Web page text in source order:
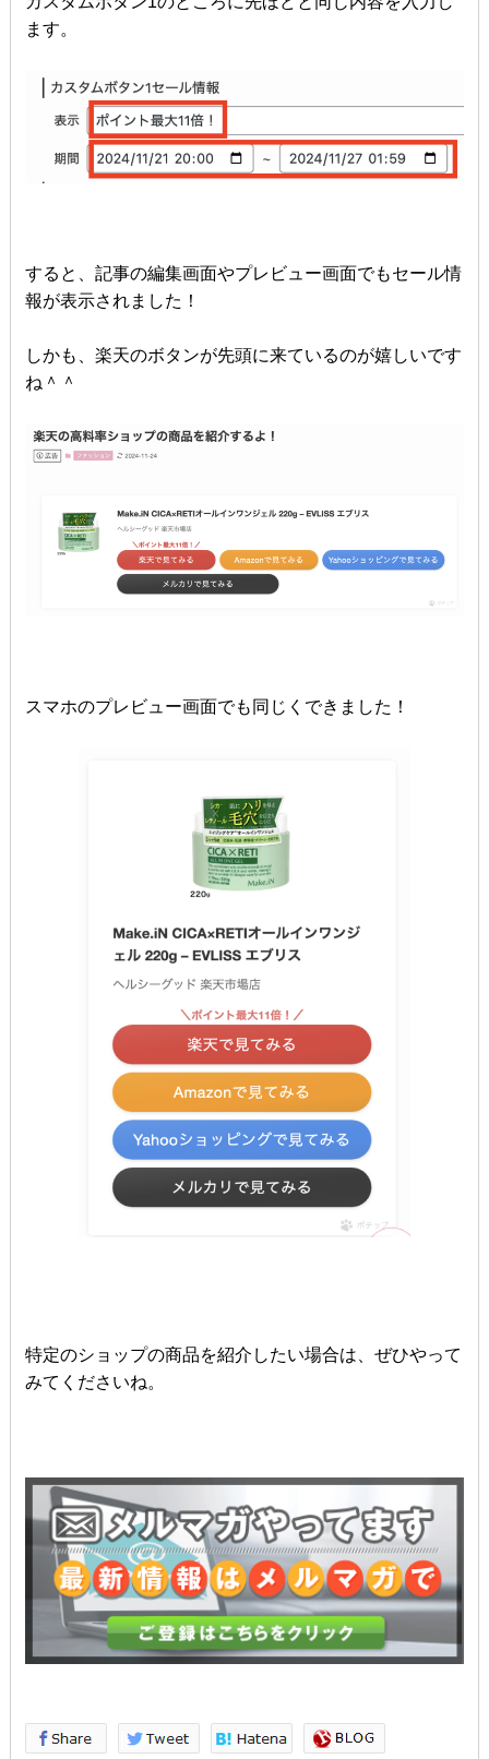
ます。
すると、記事の編集画面やプレビュー画面でもセール情
報が表示されました！
しかも、楽天のボタンが先頭に来ているのが嬉しいです
ね＾＾
スマホのプレビュー画面でも同じくできました！
特定のショップの商品を紹介したい場合は、ぜひやって
みてくださいね。